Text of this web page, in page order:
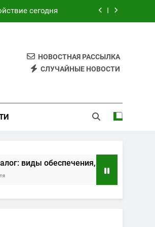
сегодня
сегодня
преимуществ
оформления
НОВОСТНАЯ РАССЫЛКА
СЛУЧАЙНЫЕ НОВОСТИ
требования и этапы